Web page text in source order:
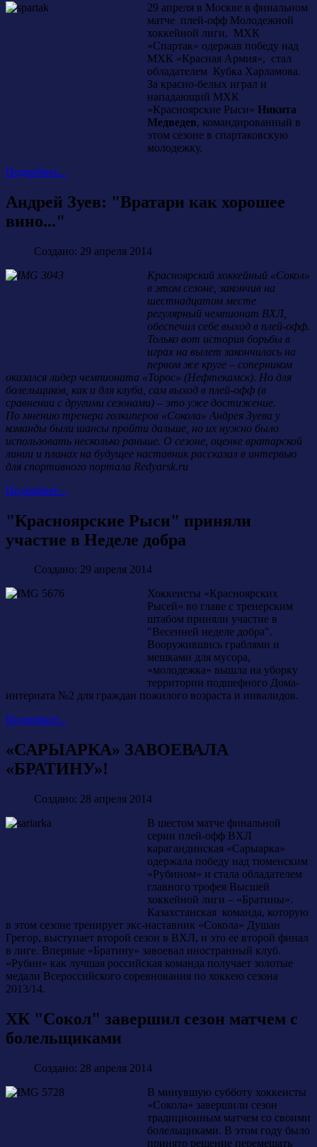
29 апреля в Москве в финальном
матче плей-офф Молодежной
хоккейной лиги, МХК
«Спартак» одержав победу над
МХК «Красная Армия», стал
обладателем Кубка Харламова.
За красно-белых играл и
нападающий МХК
«Красноярские Рыси» Никита
Медведев, командированный в
этом сезоне в спартаковскую
молодежку.
Подробнее...
Андрей Зуев: "Вратари как хорошее
вино..."
Создано: 29 апреля 2014
Красноярский хоккейный «Сокол»
в этом сезоне, закончив на
шестнадцатом месте
регулярный чемпионат ВХЛ,
обеспечил себе выход в плей-офф.
Только вот история борьбы в
играх на вылет закончилась на
первом же круге – соперником
оказался лидер чемпионата «Торос» (Нефтекамск). Но для
болельщиков, как и для клуба, сам выход в плей-офф (в
сравнении с другими сезонами) – это уже достижение.
По мнению тренера голкиперов «Сокола» Андрея Зуева у
команды были шансы пройти дальше, но их нужно было
использовать несколько раньше. О сезоне, оценке вратарской
линии и планах на будущее наставник рассказал в интервью
для спортивного портала Redyarsk.ru
Подробнее...
"Красноярские Рыси" приняли
участие в Неделе добра
Создано: 29 апреля 2014
Хоккеисты «Красноярских
Рысей» во главе с тренерским
штабом приняли участие в
"Весенней неделе добра".
Вооружившись граблями и
мешками для мусора,
«молодежка» вышла на уборку
территории подшефного Дома-
интерната №2 для граждан пожилого возраста и инвалидов.
Подробнее...
«САРЫАРКА» ЗАВОЕВАЛА
«БРАТИНУ»!
Создано: 28 апреля 2014
В шестом матче финальной
серии плей-офф ВХЛ
карагандинская «Сарыарка»
одержала победу над тюменским
«Рубином» и стала обладателем
главного трофея Высшей
хоккейной лиги – «Братины».
Казахстанская команда, которую
в этом сезоне тренирует экс-наставник «Сокола» Душан
Грегор, выступает второй сезон в ВХЛ, и это ее второй финал
в лиге. Впервые «Братину» завоевал иностранный клуб.
«Рубин» как лучшая российская команда получает золотые
медали Всероссийского соревнования по хоккею сезона
2013/14.
ХК "Сокол" завершил сезон матчем с
болельщиками
Создано: 28 апреля 2014
В минувшую субботу хоккеисты
«Сокола» завершили сезон
традиционным матчем со своими
болельщиками. В этом году было
принято решение перемешать